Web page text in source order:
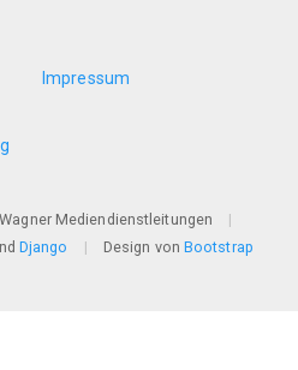
Impressum
Mediendienstleitungen
|
Django | Design von Bootstrap